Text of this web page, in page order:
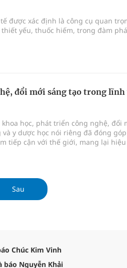
được xác định là công cụ quan
yếu, thuốc hiếm, trong đàm
đổi mới sáng tạo trong lĩnh
học, phát triển công nghệ, đổi
y dược học nói riêng đã đóng
tiếp cận với thế giới, mang lại
Sau
Chúc Kim Vinh
báo Nguyễn Khải